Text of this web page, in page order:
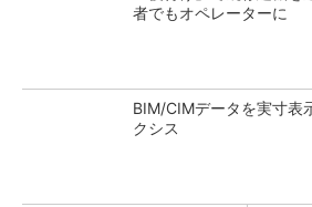
者でもオペレーターに
BIM/CIMデータを実寸
クシス